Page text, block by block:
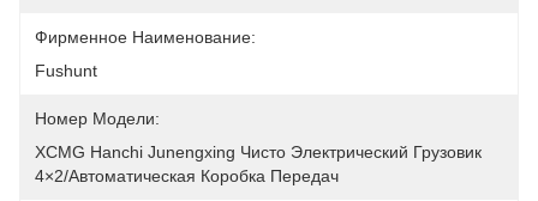
Фирменное Наименование:
Fushunt
Номер Модели:
XCMG Hanchi Junengxing Чисто Электрический Грузовик
4×2/автоматическая Коробка Передач